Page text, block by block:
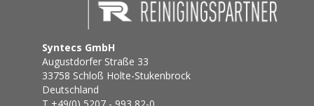
Syntecs GmbH
Augustdorfer Straße 33
33758 Schloß Holte-Stukenbrock
Deutschland